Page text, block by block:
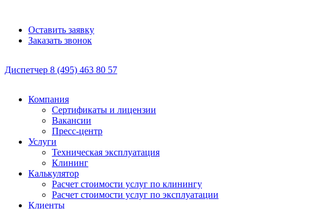
Оставить заявку
Заказать звонок
Диспетчер 8 (495) 463 80 57
Компания
Сертификаты и лицензии
Вакансии
Пресс-центр
Услуги
Техническая эксплуатация
Клининг
Калькулятор
Расчет стоимости услуг по клинингу
Расчет стоимости услуг по эксплуатации
Клиенты